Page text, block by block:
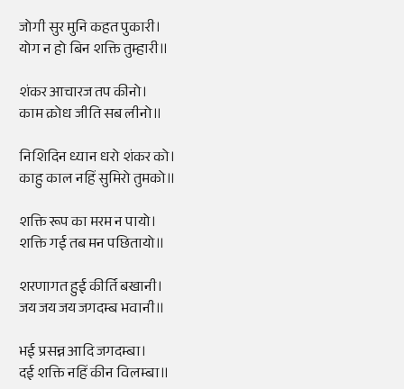
जोगी सुर मुनि कहत पुकारी।
योग न हो बिन शक्ति तुम्हारी॥
शंकर आचारज तप कीनो।
काम क्रोध जीति सब लीनो॥
निशिदिन ध्यान धरो शंकर को।
काहु काल नहिं सुमिरो तुमको॥
शक्ति रूप का मरम न पायो।
शक्ति गई तब मन पछितायो॥
शरणागत हुई कीर्ति बखानी।
जय जय जय जगदम्ब भवानी॥
भई प्रसन्न आदि जगदम्बा।
दई शक्ति नहिं कीन विलम्बा॥